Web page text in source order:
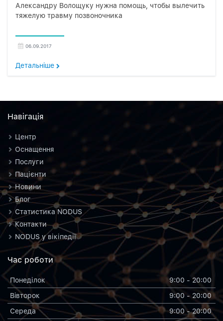
Александру Волощуку нужна помощь, чтобы вылечить
тяжелую травму позвоночника
06.09.2017
Детальнiше
Навiгацiя
Центр
Оснащення
Послуги
Пацієнти
Новини
Блог
Статистика NODUS
Контакти
NODUS у вікіпедії
Час роботи
Понеділок
9:00 - 20:00
Вiвторок
9:00 - 20:00
Середа
9:00 - 20:00